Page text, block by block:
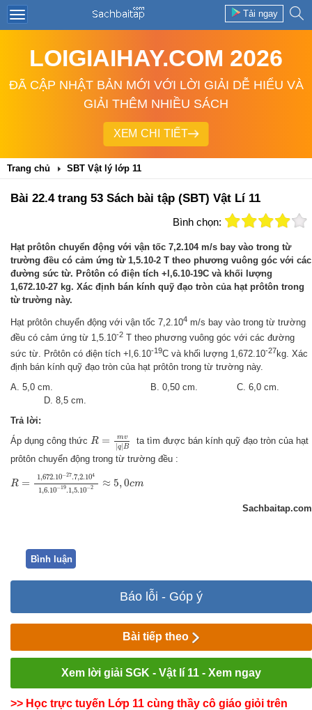
Tải ngay
LOIGIAIHAY.COM 2026
ĐÃ CẬP NHẬT BẢN MỚI VỚI LỜI GIẢI DỄ HIỂU VÀ
GIẢI THÊM NHIỀU SÁCH
XEM CHI TIẾT
Trang chủ SBT Vật lý lớp 11
Bài 22.4 trang 53 Sách bài tập (SBT) Vật Lí 11
Bình chọn:
Hạt prôtôn chuyển động với vận tốc 7,2.104 m/s bay vào trong từ
trường đều có cảm ứng từ 1,5.10-2 T theo phương vuông góc với các
đường sức từ. Prôtôn có điện tích +l,6.10-19C và khối lượng
1,672.10-27 kg. Xác định bán kính quỹ đạo tròn của hạt prôtôn trong
từ trường này.
Hạt prôtôn chuyển động với vận tốc 7,2.104 m/s bay vào trong từ trường
đều có cảm ứng từ 1,5.10-2 T theo phương vuông góc với các đường
sức từ. Prôtôn có điện tích +l,6.10-19C và khối lượng 1,672.10-27kg. Xác
định bán kính quỹ đạo tròn của hạt prôtôn trong từ trường này.
A. 5,0 cm. B. 0,50 cm. C. 6,0 cm.
D. 8,5 cm.
Trả lời:
Áp dụng công thức R = mv
q| B
R= v|q
ta tìm được bán kính quỹ đạo tròn của hạt
prôtôn chuyển động trong từ trường đều :
R = 1,672.10−27.7,2.104
1,6.10−19.1,5.10−2 ≈ 5,0cm
672.10−27.7,2.10
Sachbaitap.com
Bình luận
Báo lỗi - Góp ý
Bài tiếp theo
Xem lời giải SGK - Vật lí 11 - Xem ngay
>> Học trực tuyến Lớp 11 cùng thầy cô giáo giỏi trên